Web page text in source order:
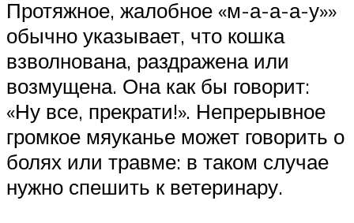
Протяжное, жалобное «м-а-а-а-у»»
обычно указывает, что кошка
взволнована, раздражена или
возмущена. Она как бы говорит:
«Ну все, прекрати!». Непрерывное
громкое мяуканье может говорить о
болях или травме: в таком случае
нужно спешить к ветеринару.